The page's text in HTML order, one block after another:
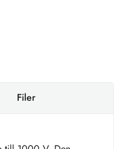
Filer